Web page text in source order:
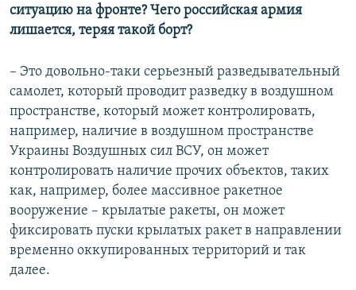
ситуацию на фронте? Чего российская армия
лишается, теряя такой борт?
– Это довольно-таки серьезный разведывательный
самолет, который проводит разведку в воздушном
пространстве, который может контролировать,
например, наличие в воздушном пространстве
Украины Воздушных сил ВСУ, он может
контролировать наличие прочих объектов, таких
как, например, более массивное ракетное
вооружение – крылатые ракеты, он может
фиксировать пуски крылатых ракет в направлении
временно оккупированных территорий и так
далее.